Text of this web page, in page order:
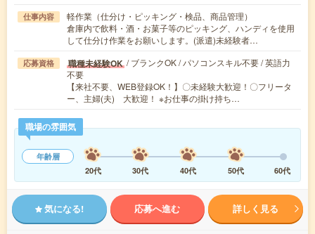
仕事内容
軽作業（仕分け・ピッキング・検品、商品管理）
倉庫内で飲料・酒・お菓子等のピッキング、ハンディを使用
して仕分け作業をお願いします。(派遣)未経験者…
応募資格 職種未経験OK / ブランクOK / パソコンスキル不要 / 英語力
不要
【来社不要、WEB登録OK！】〇未経験大歓迎！〇フリータ
ー、主婦(夫) 大歓迎！ ※お仕事の掛け持ち…
職場の雰囲気
年齢層
20代
30代 40代 50代 60代
気になる! 応募へ進む 詳しく見る